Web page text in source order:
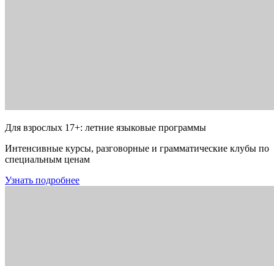
Для взрослых 17+: летние языковые программы
Интенсивные курсы, разговорные и грамматические клубы по
специальным ценам
Узнать подробнее